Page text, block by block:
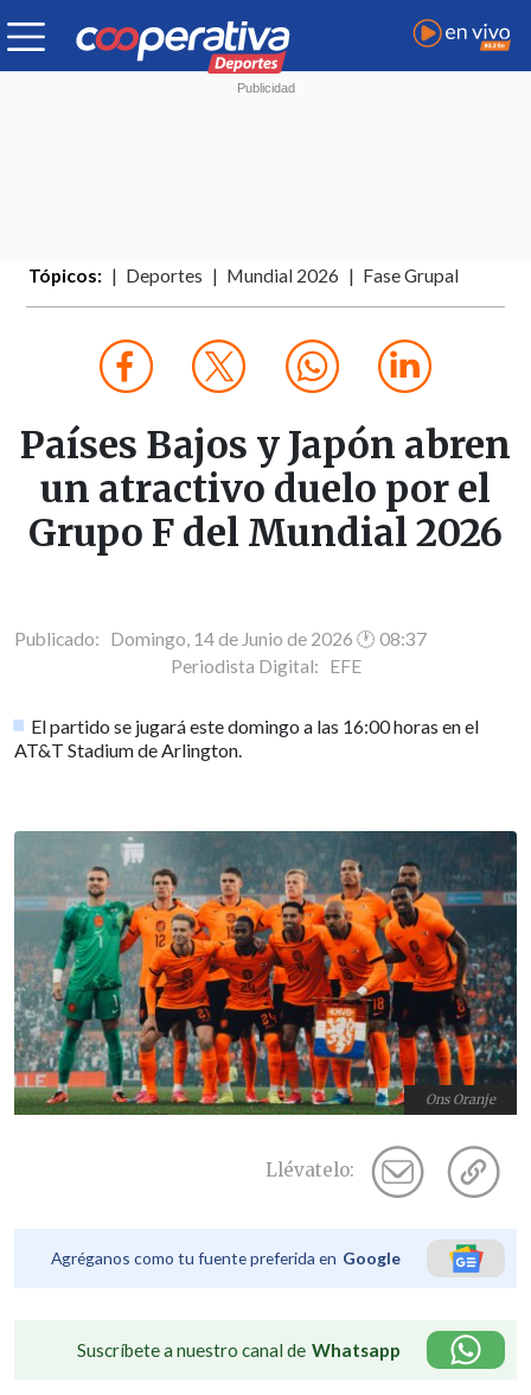
Tópicos: Deportes Mundial 2026 Fase Grupal
Países Bajos y Japón abren
un atractivo duelo por el
Grupo F del Mundial 2026
Publicado: Domingo, 14 de Junio de 2026 🕐 08:37
Periodista Digital: EFE
El partido se jugará este domingo a las 16:00 horas en el
AT&T Stadium de Arlington.
Ons Oranje
Llévatelo:
Agréganos como tu fuente preferida en Google
Suscríbete a nuestro canal de Whatsapp